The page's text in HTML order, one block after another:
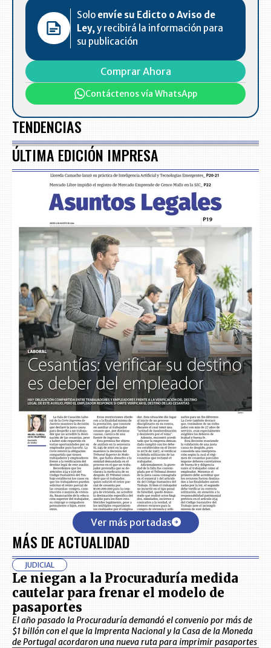
Solo envíe su Edicto o Aviso de
Ley,y recibirá la información para
su publicación
Comprar Ahora
Contáctenos vía WhatsApp
TENDENCIAS
ÚLTIMA EDICIÓN IMPRESA
Ver más portadas
MÁS DE ACTUALIDAD
JUDICIAL
Le niegan a la Procuraduría medida
cautelar para frenar el modelo de
pasaportes
El año pasado la Procuraduría demandó el convenio por más de
$1 billón con el que la Imprenta Nacional y la Casa de la Moneda
de Portugal acordaron una nueva ruta para imprimir pasaportes